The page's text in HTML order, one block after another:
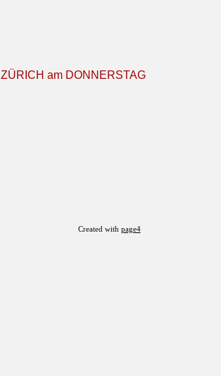
am DONNERSTAG
Created with page4